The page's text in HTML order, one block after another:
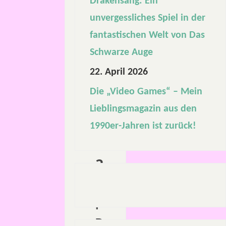
c
b
a
?
I
D
unvergessliches Spiel in der
fantastischen Welt von Das
Schwarze Auge
22. April 2026
Die „Video Games“ – Mein
Lieblingsmagazin aus den
1990er-Jahren ist zurück!